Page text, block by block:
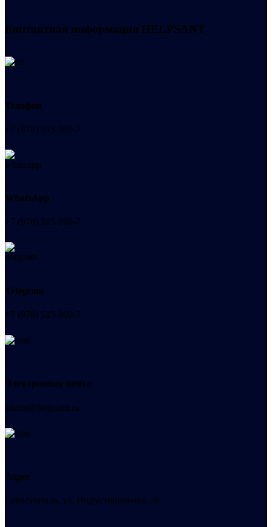
Контактная информация HELPSANT
Телефон
+7 (978) 515-999-7
WhatsApp
+7 (978) 515-999-7
Telegram
+7 (978) 515-999-7
Электронная почта
admin@helpsant.ru
Адрес
Севастополь, ул. Индустриальная, 26